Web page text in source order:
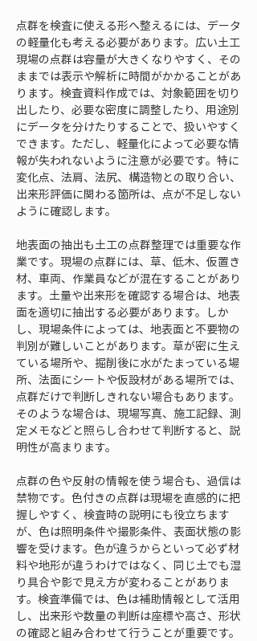
点群を検査に使える形へ整えるには、データ
の軽量化も考える必要があります。広い土工
現場の点群は容量が大きくなりやすく、その
ままでは表示や解析に時間がかかることがあ
ります。検査資料作成では、対象範囲を切り
出したり、必要な密度に調整したり、用途別
にデータを分けたりすることで、扱いやすく
できます。ただし、軽量化によって必要な情
報が失われないように注意が必要です。特に
変化点、法肩、法尻、構造物との取り合い、
出来形評価に関わる箇所は、点が不足しない
ように確認します。
地表面の抽出も土工の点群整理では重要な作
業です。現場の点群には、草、低木、仮置き
材、車両、作業員などが混在することがあり
ます。土量や出来形を確認する場合は、地表
面を適切に抽出する必要があります。しか
し、現場条件によっては、地表面と不要物の
判別が難しいことがあります。草が密に生え
ている場所や、掘削後に水がたまっている場
所、法面にシートや仮設材がある場所では、
点群だけで判断しきれない場合もあります。
そのような場合は、現場写真、施工記録、測
定メモなどと照らし合わせて判断すると、説
明性が高まります。
点群の色や反射の情報を使う場合も、過信は
禁物です。色付きの点群は現場を直感的に把
握しやすく、検査時の説明にも役立ちます
が、色は照明条件や撮影条件、表面状態の影
響を受けます。色が違うからといって必ず材
料や地形が違うわけではなく、同じ土でも湿
り具合や影で見え方が変わることがありま
す。検査準備では、色は補助情報として活用
し、出来形や数量の判断は座標や高さ、形状
の確認と組み合わせて行うことが重要です。